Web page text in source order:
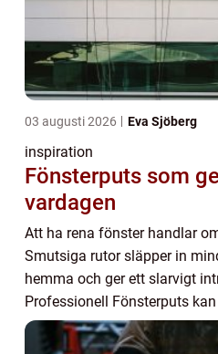
03 augusti 2026 Eva Sjöberg
inspiration
Fönsterputs som
vardagen
Att ha rena fönster handlar
Smutsiga rutor släpper in
hemma och ger ett slarvigt
Professionell Fönsterputs
många tror, både för hur